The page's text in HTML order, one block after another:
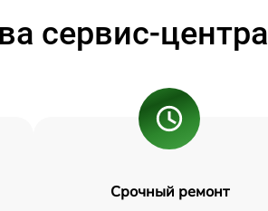
сервис-центра
Срочный ремонт